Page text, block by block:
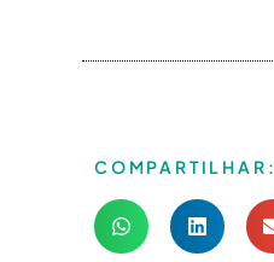
COMPARTILHAR: